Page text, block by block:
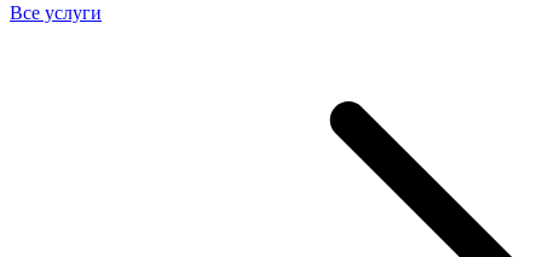
Все услуги